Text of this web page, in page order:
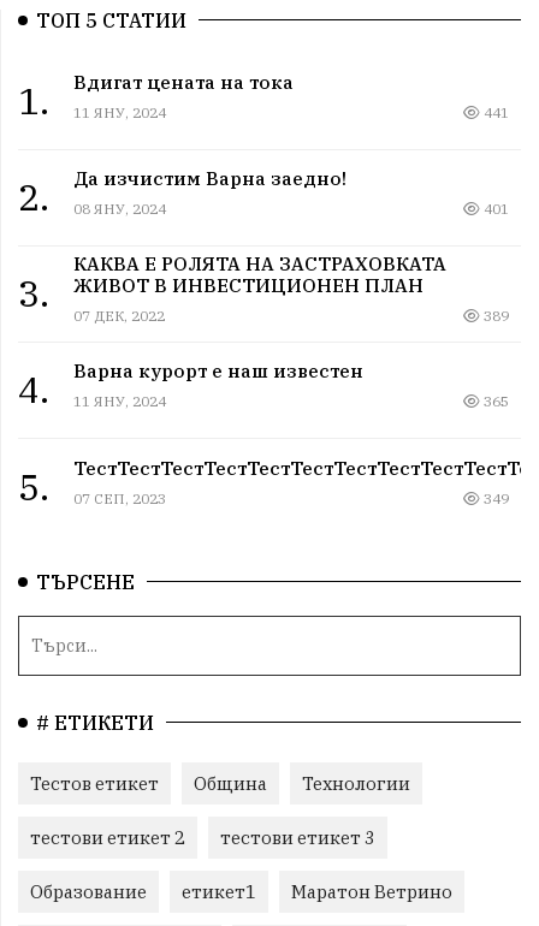
ТОП 5 СТАТИИ
1. Вдигат цената на тока
11 ЯНУ, 2024 441
2. Да изчистим Варна заедно!
08 ЯНУ, 2024 401
3.
КАКВА Е РОЛЯТА НА ЗАСТРАХОВКАТА
ЖИВОТ В ИНВЕСТИЦИОНЕН ПЛАН
07 ДЕК, 2022 389
4. Варна курорт е наш известен
11 ЯНУ, 2024 365
5. 07 СЕП, 2023 349
ТЪРСЕНЕ
# ЕТИКЕТИ
Тестов етикет Община Технологии
тестови етикет 2 тестови етикет 3
Образование етикет1 Маратон Ветрино